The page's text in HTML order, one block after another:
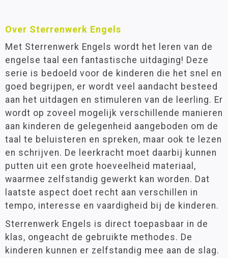
Over Sterrenwerk Engels
Met Sterrenwerk Engels wordt het leren van de
engelse taal een fantastische uitdaging! Deze
serie is bedoeld voor de kinderen die het snel en
goed begrijpen, er wordt veel aandacht besteed
aan het uitdagen en stimuleren van de leerling. Er
wordt op zoveel mogelijk verschillende manieren
aan kinderen de gelegenheid aangeboden om de
taal te beluisteren en spreken, maar ook te lezen
en schrijven. De leerkracht moet daarbij kunnen
putten uit een grote hoeveelheid materiaal,
waarmee zelfstandig gewerkt kan worden. Dat
laatste aspect doet recht aan verschillen in
tempo, interesse en vaardigheid bij de kinderen.
Sterrenwerk Engels is direct toepasbaar in de
klas, ongeacht de gebruikte methodes. De
kinderen kunnen er zelfstandig mee aan de slag.